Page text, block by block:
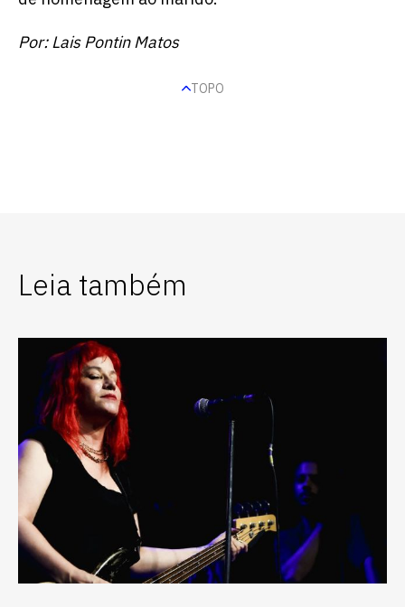
Por: Lais Pontin Matos
TOPO
Leia também